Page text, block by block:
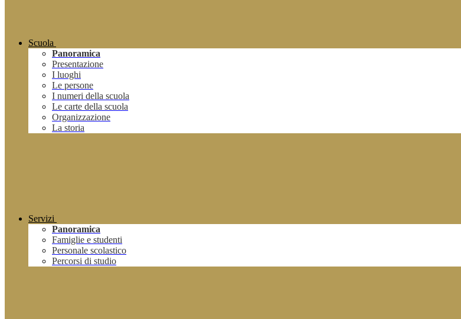
Scuola
Panoramica
Presentazione
I luoghi
Le persone
I numeri della scuola
Le carte della scuola
Organizzazione
La storia
Servizi
Panoramica
Famiglie e studenti
Personale scolastico
Percorsi di studio